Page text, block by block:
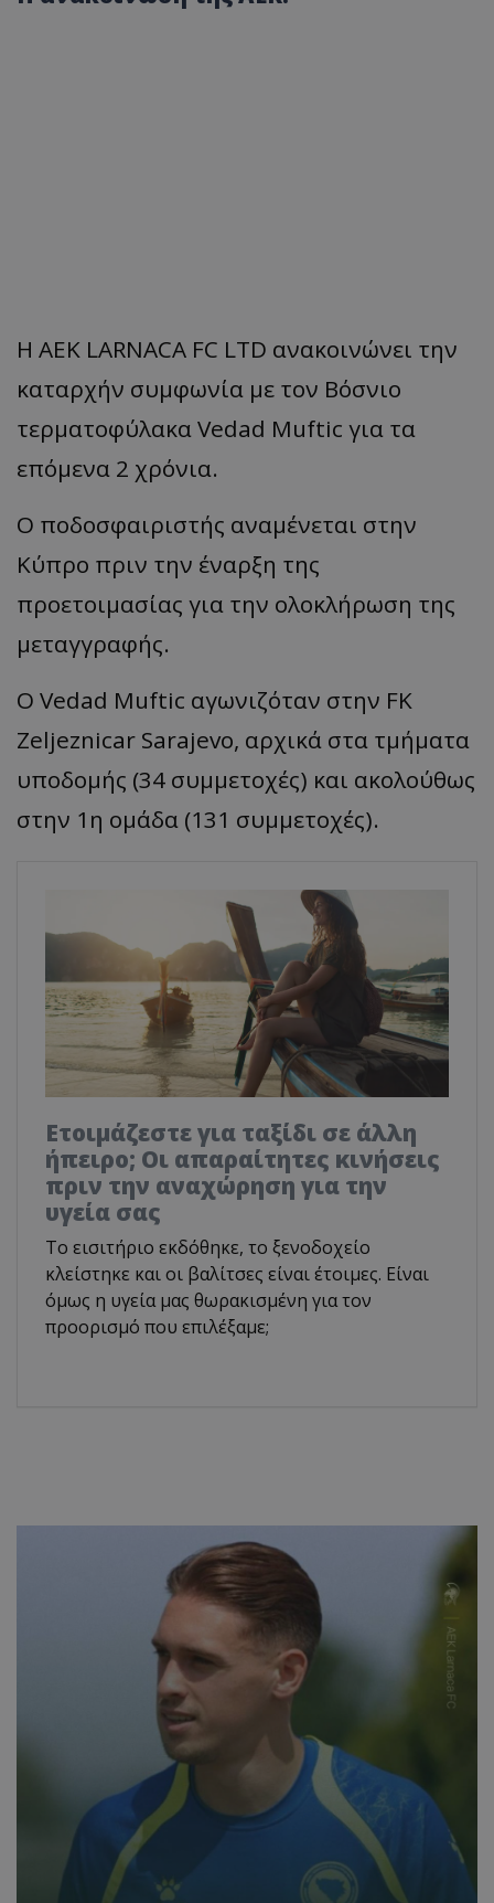
Η AEK LARNACA FC LTD ανακοινώνει την
καταρχήν συμφωνία με τον Βόσνιο
τερματοφύλακα Vedad Muftic για τα
επόμενα 2 χρόνια.
Ο ποδοσφαιριστής αναμένεται στην
Κύπρο πριν την έναρξη της
προετοιμασίας για την ολοκλήρωση της
μεταγγραφής.
Ο Vedad Muftic αγωνιζόταν στην FK
Zeljeznicar Sarajevo, αρχικά στα τμήματα
υποδομής (34 συμμετοχές) και ακολούθως
στην 1η ομάδα (131 συμμετοχές).
Ετοιμάζεστε για ταξίδι σε άλλη
ήπειρο; Οι απαραίτητες κινήσεις
πριν την αναχώρηση για την
υγεία σας
Το εισιτήριο εκδόθηκε, το ξενοδοχείο
κλείστηκε και οι βαλίτσες είναι έτοιμες. Είναι
όμως η υγεία μας θωρακισμένη για τον
προορισμό που επιλέξαμε;